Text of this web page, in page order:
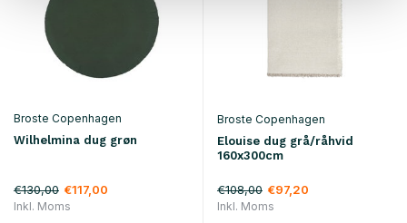
Broste Copenhagen
Wilhelmina dug grøn
€130,00 €117,00
Inkl. Moms
Broste Copenhagen
Elouise dug grå/råhvid
160x300cm
€108,00 €97,20
Inkl. Moms